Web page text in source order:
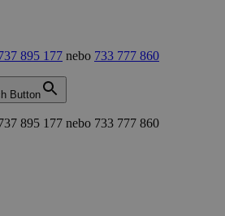
895 177 nebo 733 777 860
Button
895 177 nebo 733 777 860